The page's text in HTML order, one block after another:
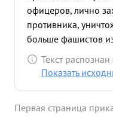
офицеров, лично
противника,
больше фашистов
Текст
Показать
Первая страница